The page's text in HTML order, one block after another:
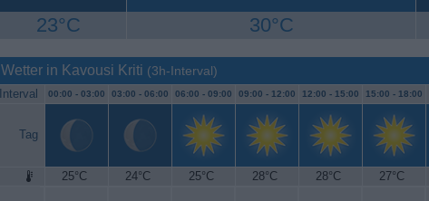
23°C 30°C
Wetter in Kavousi Kriti (3h-Interval)
Interval 00:00 - 03:00 03:00 - 06:00 06:00 - 09:00 09:00 - 12:00 12:00 - 15:00 15:00 - 18:00
Tag
25°C 24°C 25°C 28°C 28°C 27°C
30°C